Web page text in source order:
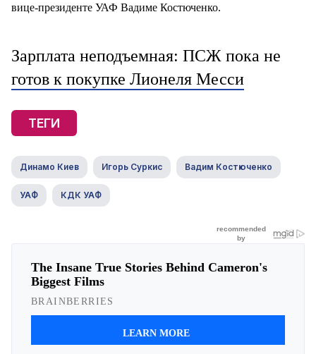
вице-президенте УАФ Вадиме Костюченко.
Зарплата неподъемная: ПСЖ пока не
готов к покупке Лионеля Месси
ТЕГИ
Динамо Киев Игорь Суркис Вадим Костюченко
УАФ КДК УАФ